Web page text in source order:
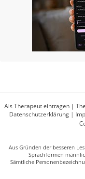
Als Therapeut eintragen |
Datenschutzerklärung|
Aus Gründen der besseren
Sprachformen
Sämtliche